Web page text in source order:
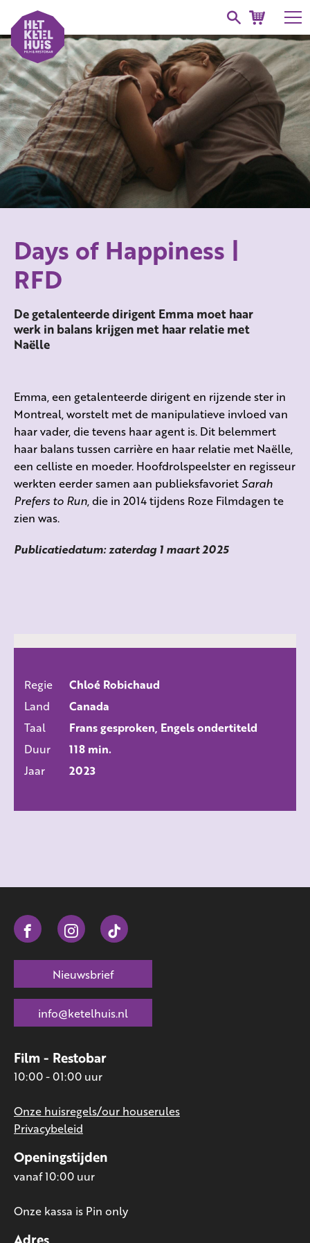
Days of Happiness |
RFD
De getalenteerde dirigent Emma moet haar
werk in balans krijgen met haar relatie met
Naëlle
Emma, een getalenteerde dirigent en rijzende ster in
Montreal, worstelt met de manipulatieve invloed van
haar vader, dietevens haar agent is. Dit belemmert
haar balans tussen carrière en haar relatie met Naëlle,
een celliste en moeder. Hoofdrolspeelster en regisseur
werkten eerder samen aan publieksfavorietSarah
Prefers to Run,die in 2014 tijdens Roze Filmdagen te
zien was.
Publicatiedatum: zaterdag 1 maart 2025
Regie
Chloé Robichaud
Land
Canada
Taal
Frans gesproken, Engels ondertiteld
Duur
118 min.
Jaar
2023
Adres
Openingstijden
vanaf 10:00 uur
Onze kassa is Pin only
Film - Restobar
10:00 - 01:00 uur
Onze huisregels/our houserules
Privacybeleid
Nieuwsbrief
info@ketelhuis.nl